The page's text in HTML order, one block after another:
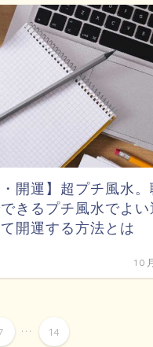
・開運】超プチ風水
きるプチ風水でよい
開運する方法とは
10
... 14